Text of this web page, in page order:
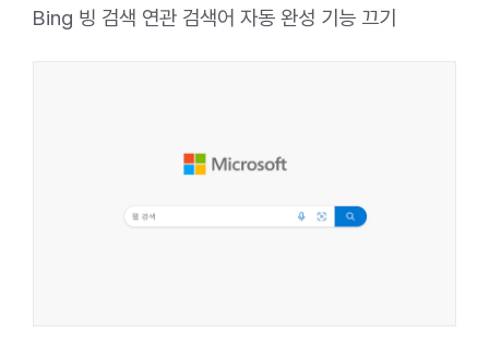
Bing 빙 검색 연관 검색어 자동 완성 기능 끄기